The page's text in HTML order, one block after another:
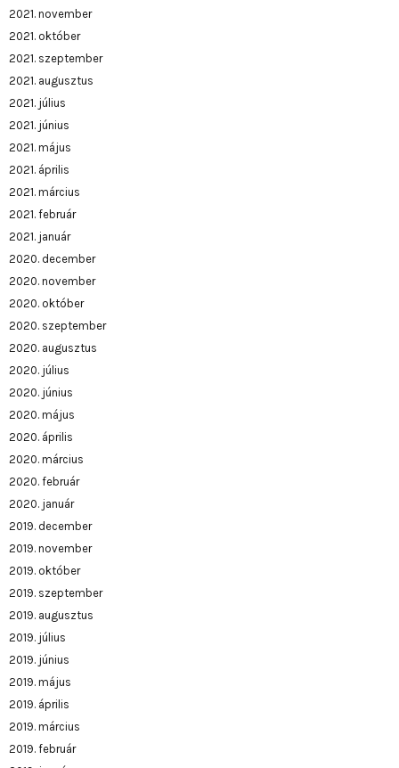
2021. november
2021. október
2021. szeptember
2021. augusztus
2021. július
2021. június
2021. május
2021. április
2021. március
2021. február
2021. január
2020. december
2020. november
2020. október
2020. szeptember
2020. augusztus
2020. július
2020. június
2020. május
2020. április
2020. március
2020. február
2020. január
2019. december
2019. november
2019. október
2019. szeptember
2019. augusztus
2019. július
2019. június
2019. május
2019. április
2019. március
2019. február